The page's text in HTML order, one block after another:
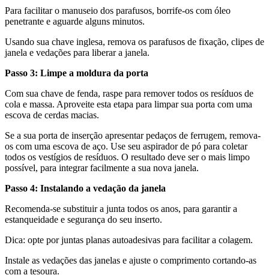
Para facilitar o manuseio dos parafusos, borrife-os com óleo
penetrante e aguarde alguns minutos.
Usando sua chave inglesa, remova os parafusos de fixação, clipes de
janela e vedações para liberar a janela.
Passo 3: Limpe a moldura da porta
Com sua chave de fenda, raspe para remover todos os resíduos de
cola e massa. Aproveite esta etapa para limpar sua porta com uma
escova de cerdas macias.
Se a sua porta de inserção apresentar pedaços de ferrugem, remova-
os com uma escova de aço. Use seu aspirador de pó para coletar
todos os vestígios de resíduos. O resultado deve ser o mais limpo
possível, para integrar facilmente a sua nova janela.
Passo 4: Instalando a vedação da janela
Recomenda-se substituir a junta todos os anos, para garantir a
estanqueidade e segurança do seu inserto.
Dica: opte por juntas planas autoadesivas para facilitar a colagem.
Instale as vedações das janelas e ajuste o comprimento cortando-as
com a tesoura.